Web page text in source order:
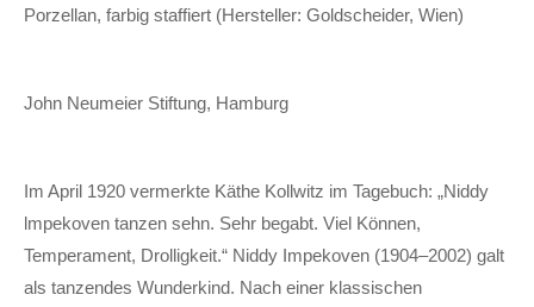
Porzellan, farbig staffiert (Hersteller: Goldscheider, Wien)
John Neumeier Stiftung, Hamburg
Im April 1920 vermerkte Käthe Kollwitz im Tagebuch: „Niddy
lmpekoven tanzen sehn. Sehr begabt. Viel Können,
Temperament, Drolligkeit.“ Niddy Impekoven (1904–2002) galt
als tanzendes Wunderkind. Nach einer klassischen